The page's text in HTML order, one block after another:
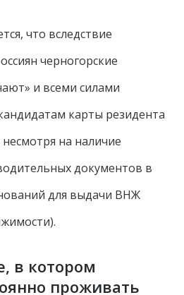
что вследствие
черногорские
и всеми силами
карты резидента
на наличие
документов в
для выдачи ВНЖ
в котором
проживать